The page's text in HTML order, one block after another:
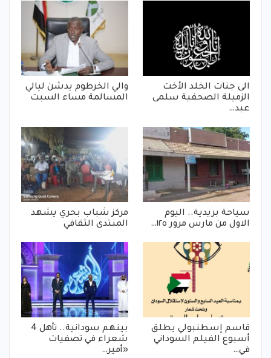
الى جنات الخلد الأخت
الزميلة الصحفية سلمى
عبد…
والي الخرطوم يدشن ليالي
المسالمة مساء السبت
سياحة بريدية.. اليوم
الاول من مارس مرور ١٢٥…
مركز شباب بحري يشهد
المنتدى الثقافي
قاسم إسطنبولي يطلق
أسبوع الفيلم السوداني
في…
بينهم سودانية.. تأهل 4
شعراء في تصفيات
«أمير…